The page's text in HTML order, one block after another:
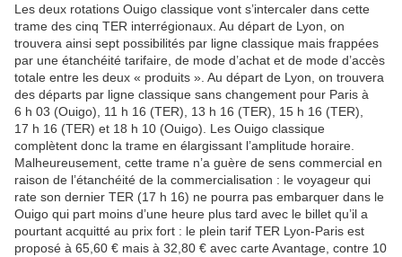
Les deux rotations Ouigo classique vont s’intercaler dans cette
trame des cinq TER interrégionaux. Au départ de Lyon, on
trouvera ainsi sept possibilités par ligne classique mais frappées
par une étanchéité tarifaire, de mode d’achat et de mode d’accès
totale entre les deux « produits ». Au départ de Lyon, on trouvera
des départs par ligne classique sans changement pour Paris à
6 h 03 (Ouigo), 11 h 16 (TER), 13 h 16 (TER), 15 h 16 (TER),
17 h 16 (TER) et 18 h 10 (Ouigo). Les Ouigo classique
complètent donc la trame en élargissant l’amplitude horaire.
Malheureusement, cette trame n’a guère de sens commercial en
raison de l’étanchéité de la commercialisation : le voyageur qui
rate son dernier TER (17 h 16) ne pourra pas embarquer dans le
Ouigo qui part moins d’une heure plus tard avec le billet qu’il a
pourtant acquitté au prix fort : le plein tarif TER Lyon-Paris est
proposé à 65,60 € mais à 32,80 € avec carte Avantage, contre 10